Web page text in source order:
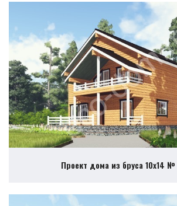
Проект дома из бруса 10х14